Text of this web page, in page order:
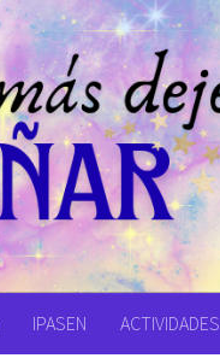
IPASEN ACTIVIDADES